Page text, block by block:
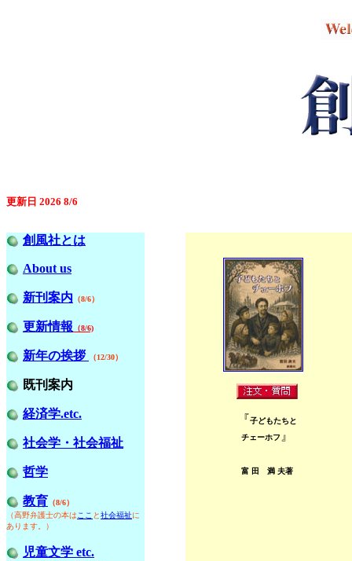
更新日 2026 8/6
創風社とは
About us
新刊案内 （8/6）
更新情報 （8/6)
新年の挨拶 （12/30）
既刊案内
経済学.etc.
社会学・社会福祉
哲学
教育 （8/6）
（高野弁護士の本は ここ と社会福祉に
あります。）
児童文学 etc.
『子どもたちと
チェーホフ 』
富 田 満 夫著